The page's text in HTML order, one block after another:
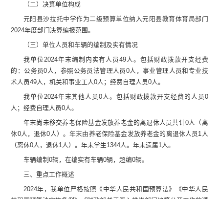
（二） 决算单位构成
元阳县沙拉托中学作为二级预算单位纳入元阳县教育体育局部门
2024年度部门决算编报范围。
（三） 单位人员和车辆的编制及实有情况
我单位2024年末编制内 实有人员49人。包括财政拨款开支经费
的 ： 公务员0人， 参照公务员法管理人员 0人 ，事业管理人员和专业技
术人员49人，机关和事业工人0人 ；经费自理人员0人。
我单位2024年末其他人员0人。包括财政拨款开支经费的人员 0
人；经费自理人员0人。
年末尚未移交养老保险基金发放养老金的离退休人员共计0人 （离
休0人，退休0人）。年末由养老保险基金发放养老金的离退休人员 1人
（离休0人，退休1人）。年末学生1344人。年末遗属1人。
车辆编制 0辆，在编实有车辆0辆，超编0辆。
三、重点工作概述
2024年，我单位严格按照《中华人民共和国预算法》《中华人民